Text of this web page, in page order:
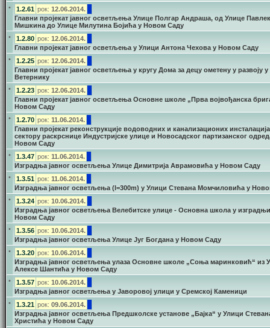
•
1.2.61 рок: 12.06.2014.
Главни пројекат јавног осветљења Улице Полгар Андраша, од Улице
Мишкина до Улице Милутина Бојића у Новом Саду
•
1.2.80 рок: 12.06.2014.
Главни пројекат јавног осветљења у Улици Антона Чехова у Новом Саду
•
1.2.25 рок: 12.06.2014.
Главни пројекат јавног осветљења у кругу Дома за децу ометену у развоју у
Ветернику
•
1.2.23 рок: 12.06.2014.
Главни пројекат јавног осветљења Основне школе „Прва војвођанска
Новом Саду
•
1.2.70 рок: 11.06.2014.
Главни пројекат реконструкције водоводних и канализационих
сектору раскрснице Индустријске улице и Новосадског партизанског
Новом Саду
•
1.3.47 рок: 11.06.2014.
Изградња јавног осветљења Улице Димитрија Аврамовића у Новом Саду
•
1.3.51 рок: 11.06.2014.
Изградња јавног осветљења (l=300m) у Улици Стевана Момчиловића у
•
1.3.24 рок: 10.06.2014.
Изградња јавног осветљења Велебитске улице - Основна школа у
Новом Саду
•
1.3.56 рок: 10.06.2014.
Изградња јавног осветљења Улице Југ Богдана у Новом Саду
•
1.3.20 рок: 10.06.2014.
Изградња јавног осветљења улаза Основне школе „Соња маринковић“ из
Алексе Шантића у Новом Саду
•
1.3.57 рок: 10.06.2014.
Изградња јавног осветљења у Јаворовој улици у Сремској Каменици
•
1.3.21 рок: 09.06.2014.
Изградња јавног осветљења Предшколске установе „Бајка“ у Улици
Христића у Новом Саду